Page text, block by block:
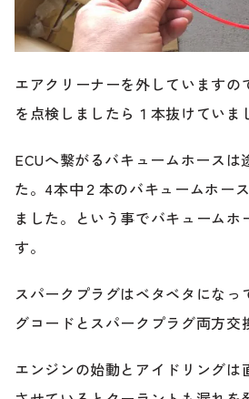
エアクリーナーを外していますの
を点検しましたら１本抜けていま
ECUへ繋がるバキュームホースは
た。4本中２本のバキュームホー
ました。という事でバキュームホ
す。
スパークプラグはベタベタになっ
グコードとスパークプラグ両方交
エンジンの始動とアイドリングは